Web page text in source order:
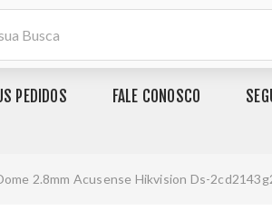
PEDIDOS FALE CONOSCO
2.8mm Acusense Hikvision Ds-